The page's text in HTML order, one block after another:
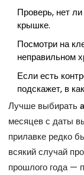
Проверь, нет
крышке.
Посмотри на
неправильном
Если есть
подскажет, в
Лучше выбирать
месяцев с даты
прилавке редко
всякий случай
прошлого года —